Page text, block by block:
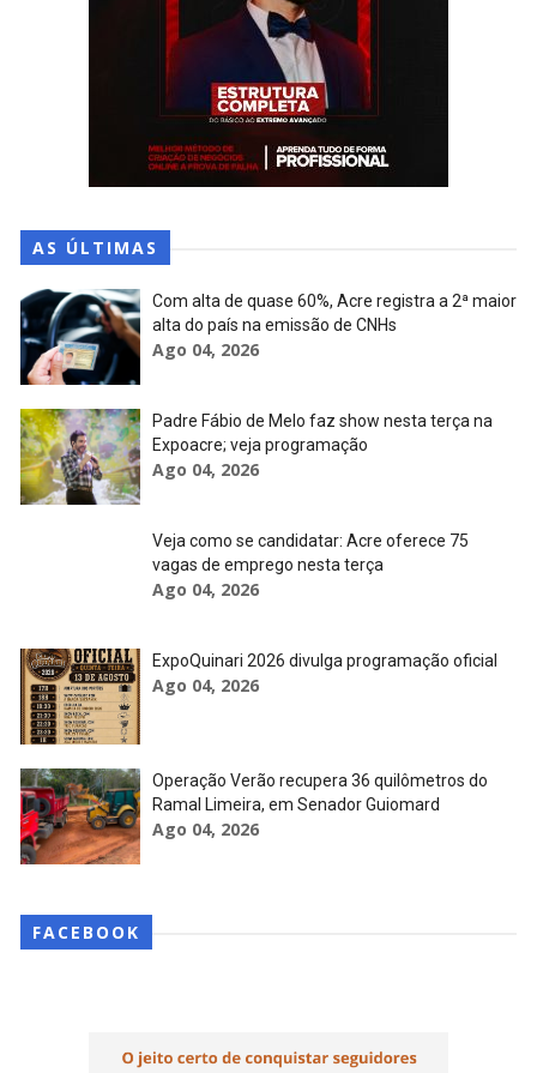
AS ÚLTIMAS
Com alta de quase 60%, Acre registra a 2ª maior
alta do país na emissão de CNHs
Ago 04, 2026
Padre Fábio de Melo faz show nesta terça na
Expoacre; veja programação
Ago 04, 2026
Veja como se candidatar: Acre oferece 75
vagas de emprego nesta terça
Ago 04, 2026
ExpoQuinari 2026 divulga programação oficial
Ago 04, 2026
Operação Verão recupera 36 quilômetros do
Ramal Limeira, em Senador Guiomard
Ago 04, 2026
FACEBOOK